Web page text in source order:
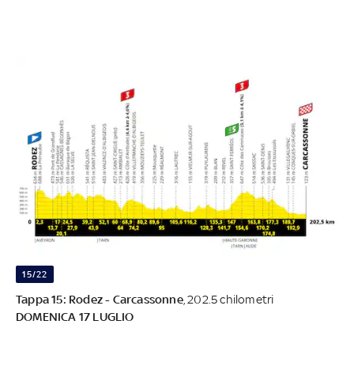
15/22
Tappa 15: Rodez - Carcassonne, 202.5 chilometri
DOMENICA 17 LUGLIO